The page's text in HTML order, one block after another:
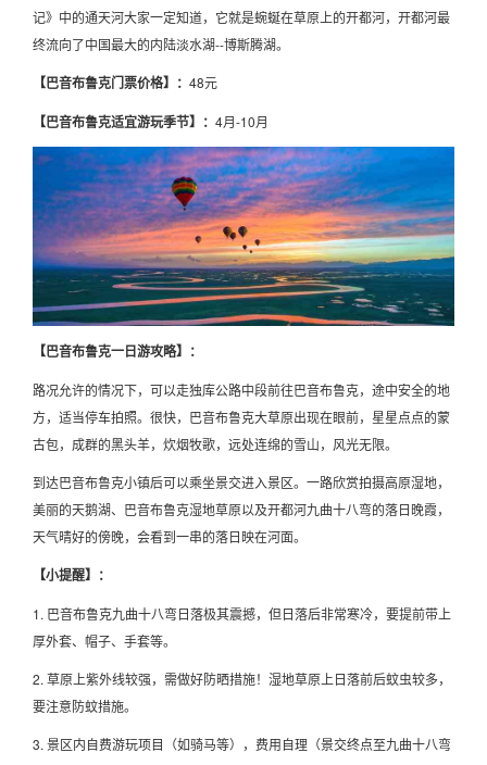
记》中的通天河大家一定知道，它就是蜿蜒在草原上的开都河，开都河最
终流向了中国最大的内陆淡水湖--博斯腾湖。
【巴音布鲁克门票价格】： 48元
【巴音布鲁克适宜游玩季节】： 4月-10月
【巴音布鲁克一日游攻略】：
路况允许的情况下，可以走独库公路中段前往巴音布鲁克，途中安全的地
方，适当停车拍照。很快，巴音布鲁克大草原出现在眼前，星星点点的蒙
古包，成群的黑头羊，炊烟牧歌，远处连绵的雪山，风光无限。
到达巴音布鲁克小镇后可以乘坐景交进入景区。一路欣赏拍摄高原湿地，
美丽的天鹅湖、巴音布鲁克湿地草原以及开都河九曲十八弯的落日晚霞，
天气晴好的傍晚，会看到一串的落日映在河面。
【小提醒】：
1. 巴音布鲁克九曲十八弯日落极其震撼，但日落后非常寒冷，要提前带上
厚外套、帽子、手套等。
2. 草原上紫外线较强，需做好防晒措施！湿地草原上日落前后蚊虫较多，
要注意防蚊措施。
3. 景区内自费游玩项目（如骑马等），费用自理（景交终点至九曲十八弯